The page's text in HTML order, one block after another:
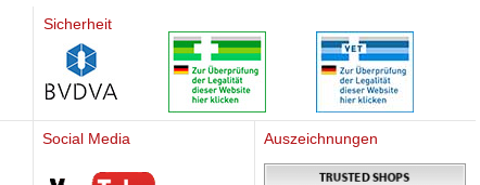
Sicherheit
Social Media
Mediherz
Auszeichnungen